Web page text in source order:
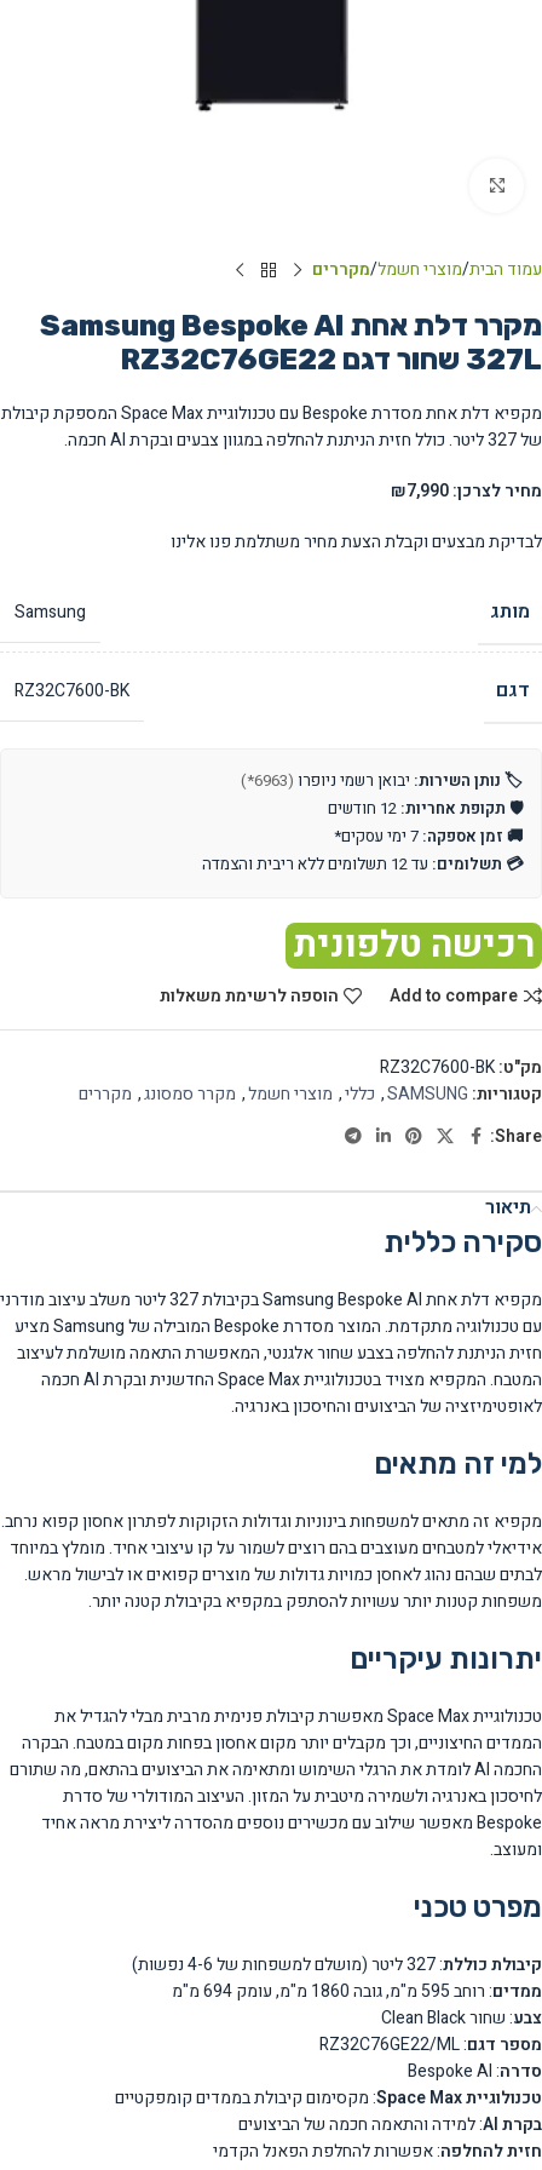
עמוד הבית מוצרי חשמל מקררים
מקרר דלת אחת Samsung Bespoke AI
327L שחור דגם RZ32C76GE22
מקפיא דלת אחת מסדרת Bespoke עם טכנולוגיית Space Max המספקת קיבולת
של 327 ליטר. כולל חזית הניתנת להחלפה במגוון צבעים ובקרת AI חכמה.
מחיר לצרכן: ₪7,990
לבדיקת מבצעים וקבלת הצעת מחיר משתלמת פנו אלינו
מותג Samsung
דגם RZ32C7600-BK
🏷️ נותן השירות: יבואן רשמי ניופרו (6963*)
🛡️ תקופת אחריות:
🚚 זמן אספקה:
💳 תשלומים: עד 12 תשלומים ללא ריבית והצמדה
רכישה טלפונית
Add to compare הוספה לרשימת משאלות
מק"ט:RZ32C7600-BK
קטגוריות: SAMSUNG
, כללי, מוצרי חשמל, מקרר סמסונג, מקררים
Share:
תיאור
סקירה כללית
מקפיא דלת אחת Samsung Bespoke AI בקיבולת 327 ליטר משלב עיצוב מודרני
עם טכנולוגיה מתקדמת. המוצר מסדרת Bespoke המובילה של Samsung מציע
חזית הניתנת להחלפה בצבע שחור אלגנטי, המאפשרת התאמה מושלמת לעיצוב
המטבח. המקפיא מצויד בטכנולוגיית Space Max החדשנית ובקרת AI חכמה
לאופטימיזציה של הביצועים והחיסכון באנרגיה.
למי זה מתאים
מקפיא זה מתאים למשפחות בינוניות וגדולות הזקוקות לפתרון אחסון קפוא נרחב.
אידיאלי למטבחים מעוצבים בהם רוצים לשמור על קו עיצובי אחיד. מומלץ במיוחד
לבתים שבהם נהוג לאחסן כמויות גדולות של מוצרים קפואים או לבישול מראש.
משפחות קטנות יותר עשויות להסתפק במקפיא בקיבולת קטנה יותר.
יתרונות עיקריים
טכנולוגיית Space Max מאפשרת קיבולת פנימית מרבית מבלי להגדיל את
הממדים החיצוניים, וכך מקבלים יותר מקום אחסון בפחות מקום במטבח. הבקרה
החכמה AI לומדת את הרגלי השימוש ומתאימה את הביצועים בהתאם, מה שתורם
לחיסכון באנרגיה ולשמירה מיטבית על המזון. העיצוב המודולרי של סדרת
Bespoke מאפשר שילוב עם מכשירים נוספים מהסדרה ליצירת מראה אחיד
ומעוצב.
מפרט טכני
קיבולת כוללת: 327 ליטר (מושלם למשפחות של 4-6 נפשות)
ממדים: רוחב 595 מ"מ, גובה 1860 מ"מ, עומק 694 מ"מ
צבע: שחור Clean Black
מספר דגם: RZ32C76GE22/ML
סדרה: Bespoke AI
טכנולוגיית Space Max
: מקסימום קיבולת בממדים קומפקטיים
בקרת AI
: למידה והתאמה חכמה של הביצועים
חזית להחלפה: אפשרות להחלפת הפאנל הקדמי